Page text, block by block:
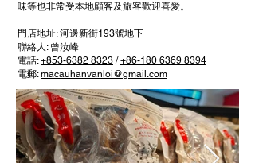
味等也非常受本地顧客及旅客歡迎喜愛。
門店地址: 河邊新街193號地下
聯絡人: 曾汝峰
電話:+853-6382 8323 /+86-180 6369 8394
電郵:macauhanvanloi@gmail.com